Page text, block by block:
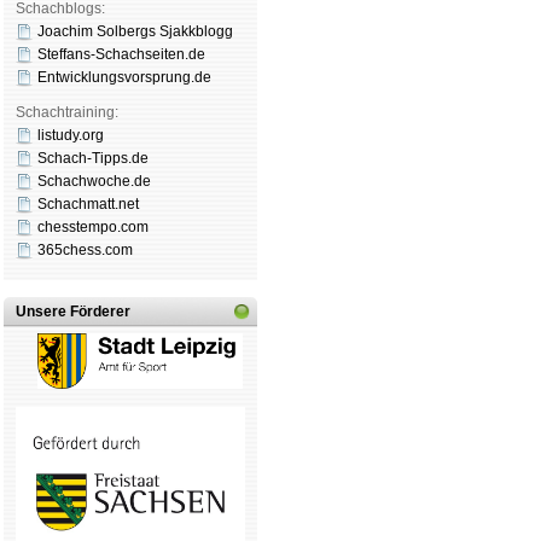
Schachblogs:
Joachim Solbergs Sjakkblogg
Steffans-Schachseiten.de
Entwicklungsvorsprung.de
Schachtraining:
listudy.org
Schach-Tipps.de
Schachwoche.de
Schachmatt.net
chesstempo.com
365chess.com
Unsere Förderer